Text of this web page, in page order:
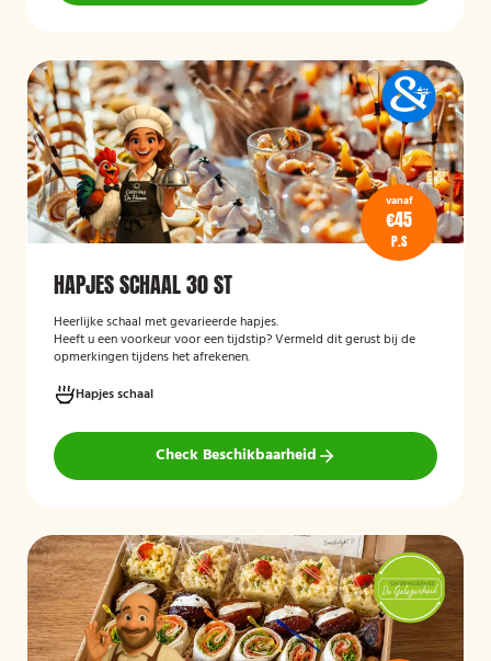
vanaf
€45
P.S
HAPJES SCHAAL 30 ST
Heerlijke schaal met gevarieerde hapjes.
Heeft u een voorkeur voor een tijdstip? Vermeld dit gerust bij de
opmerkingen tijdens het afrekenen.
Hapjes schaal
Check Beschikbaarheid